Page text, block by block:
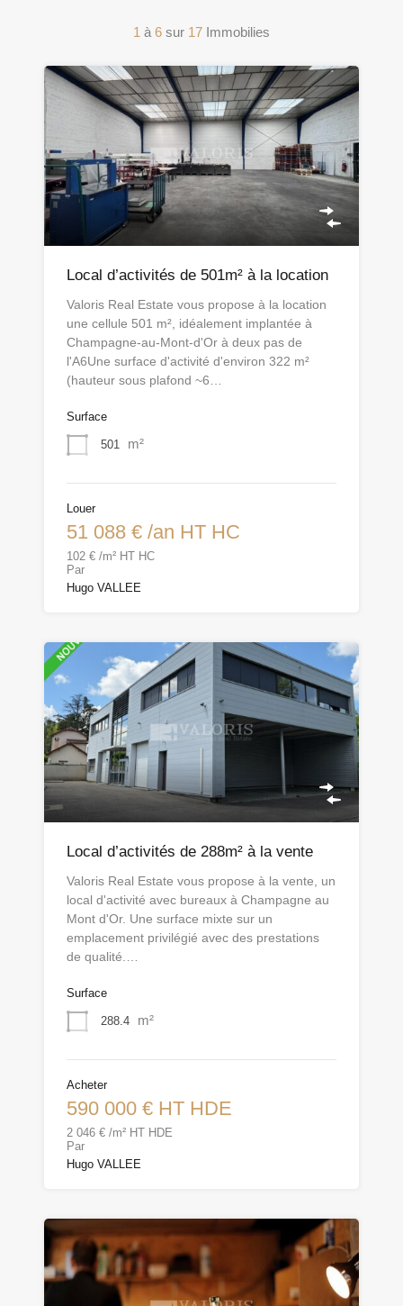
1 à 6 sur 17 Immobilies
Local d’activités de 501m² à la location
Valoris Real Estate vous propose à la location
une cellule 501 m², idéalement implantée à
Champagne-au-Mont-d'Or à deux pas de
l'A6Une surface d'activité d'environ 322 m²
(hauteur sous plafond ~6…
Surface
501 m²
Louer
51 088 € /an HT HC
102 € /m² HT HC
Par
Hugo VALLEE
Local d’activités de 288m² à la vente
Valoris Real Estate vous propose à la vente, un
local d'activité avec bureaux à Champagne au
Mont d'Or. Une surface mixte sur un
emplacement privilégié avec des prestations
de qualité.…
Surface
288.4 m²
Acheter
590 000 € HT HDE
2 046 € /m² HT HDE
Par
Hugo VALLEE